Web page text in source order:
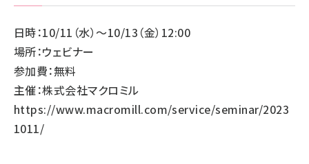
日時：10/11（水）～10/13（金）12:00
場所：ウェビナー
参加費：無料
主催：株式会社マクロミル
https://www.macromill.com/service/seminar/2023
1011/